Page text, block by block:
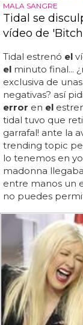
MALA SANGRE
Tidal se
vídeo de
Tidal estrenó el
el minuto final...
exclusiva de
negativas? así
error en el
tidal tuvo que
garrafal! ante la
trending topic
lo tenemos en
madonna
entre manos un
no puedes